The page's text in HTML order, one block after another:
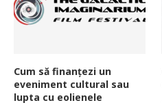
Cum să finanțezi un
eveniment cultural sau
lupta cu eolienele